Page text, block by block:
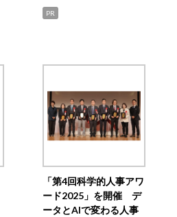
PR
「第4回科学的人事アワ
ード2025」を開催 デ
ータとAIで変わる人事